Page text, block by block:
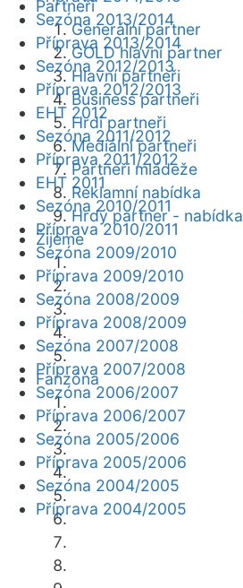
Partneři
Generální partner
GOLD hlavní partner
Hlavní partneři
Business partneři
Hrdí partneři
Mediální partneři
Partneři mládeže
Reklamní nabídka
Hrdý partner - nabídka
Žijeme
Fanzóna
Sezóna 2013/2014
Příprava 2013/2014
Sezóna 2012/2013
Příprava 2012/2013
EHT 2012
Sezóna 2011/2012
Příprava 2011/2012
EHT 2011
Sezóna 2010/2011
Příprava 2010/2011
Sezóna 2009/2010
Příprava 2009/2010
Sezóna 2008/2009
Příprava 2008/2009
Sezóna 2007/2008
Příprava 2007/2008
Sezóna 2006/2007
Příprava 2006/2007
Sezóna 2005/2006
Příprava 2005/2006
Sezóna 2004/2005
Příprava 2004/2005